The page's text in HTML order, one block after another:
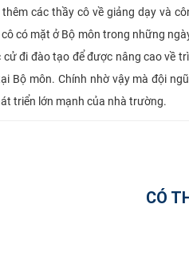
các thầy cô về giảng dạy và
có mặt ở Bộ môn trong những
cử đi đào tạo để được nâng cao về
Bộ môn. Chính nhờ vậy mà đội
triển lớn mạnh của nhà trường.
CÓ